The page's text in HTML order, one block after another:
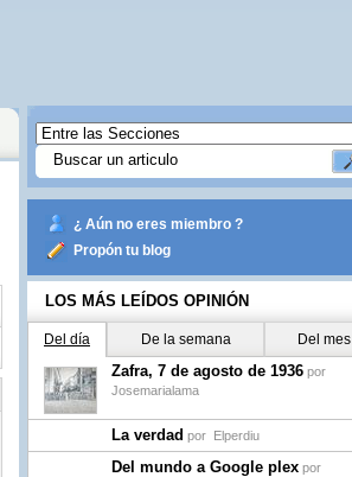
¿ Aún no eres miembro ?
Propón tu blog
LOS MÁS LEÍDOS OPINIÓN
Del día De la semana Del mes
Zafra, 7 de agosto de 1936 por
Josemarialama
La verdad por Elperdiu
Del mundo a Google plex por